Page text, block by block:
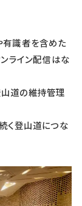
識者を含めた
ライン配信はな
道の維持管理
く登山道につな